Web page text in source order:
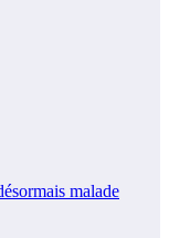
malade